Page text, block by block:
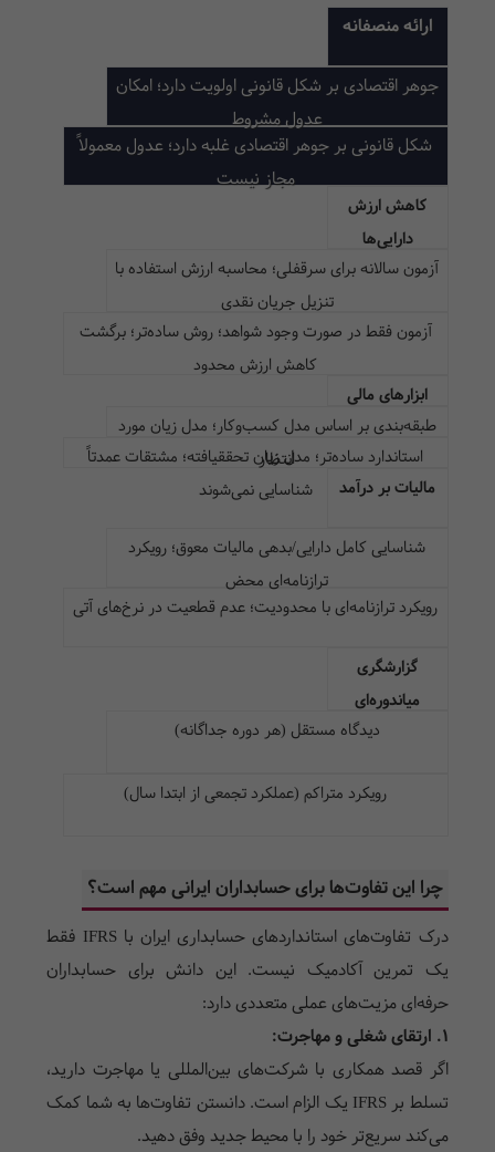
ارائه منصفانه
جوهر اقتصادی بر شکل قانونی اولویت دارد؛ امکان
عدول مشروط
شکل قانونی بر جوهر اقتصادی غلبه دارد؛ عدول معمولاً
مجاز نیست
کاهش ارزش
دارایی‌ها
آزمون سالانه برای سرقفلی؛ محاسبه ارزش استفاده با
تنزیل جریان نقدی
آزمون فقط در صورت وجود شواهد؛ روش ساده‌تر؛ برگشت
کاهش ارزش محدود
ابزارهای مالی
طبقه‌بندی بر اساس مدل کسب‌وکار؛ مدل زیان مورد
انتظار
استاندارد ساده‌تر؛ مدل زیان تحققیافته؛ مشتقات عمدتاً
شناسایی نمی‌شوند
مالیات بر درآمد
شناسایی کامل دارایی/بدهی مالیات معوق؛ رویکرد
ترازنامه‌ای محض
رویکرد ترازنامه‌ای با محدودیت؛ عدم قطعیت در نرخ‌های آتی
گزارشگری
میاندوره‌ای
دیدگاه مستقل (هر دوره جداگانه)
رویکرد متراکم (عملکرد تجمعی از ابتدا سال)
چرا این تفاوت‌ها برای حسابداران ایرانی مهم است؟
درک تفاوت‌های استانداردهای حسابداری ایران با IFRS فقط
یک تمرین آکادمیک نیست. این دانش برای حسابداران
حرفه‌ای مزیت‌های عملی متعددی دارد:
۱. ارتقای شغلی و مهاجرت:
اگر قصد همکاری با شرکت‌های بین‌المللی یا مهاجرت دارید،
تسلط بر IFRS یک الزام است. دانستن تفاوت‌ها به شما کمک
می‌کند سریع‌تر خود را با محیط جدید وفق دهید.